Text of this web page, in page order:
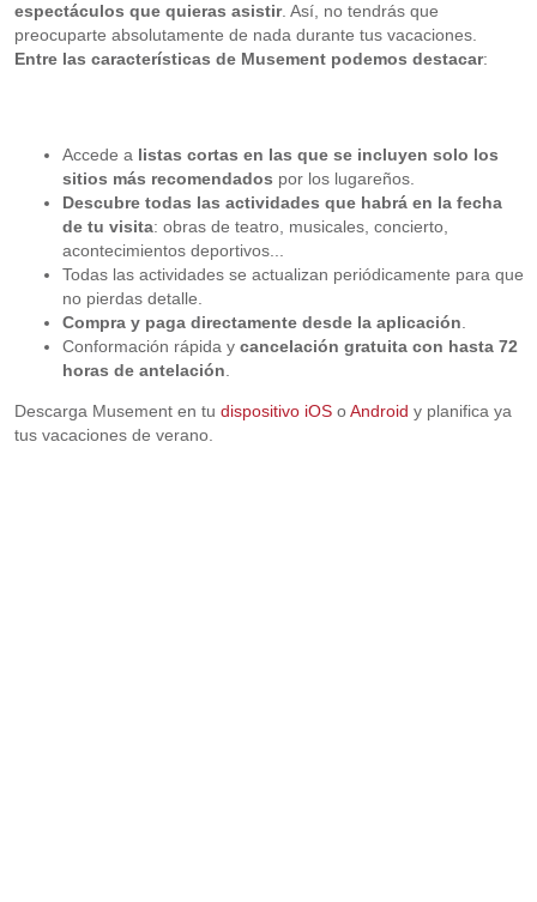
espectáculos que quieras asistir. Así, no tendrás que
preocuparte absolutamente de nada durante tus vacaciones.
Entre las características de Musement podemos destacar:
Accede a listas cortas en las que se incluyen solo los
sitios más recomendados por los lugareños.
Descubre todas las actividades que habrá en la fecha
de tu visita: obras de teatro, musicales, concierto,
acontecimientos deportivos...
Todas las actividades se actualizan periódicamente para que
no pierdas detalle.
Compra y paga directamente desde la aplicación.
Conformación rápida ycancelación gratuita con hasta 72
horas de antelación.
Descarga Musement en tu dispositivo iOSoAndroid y planifica ya
tus vacaciones de verano.